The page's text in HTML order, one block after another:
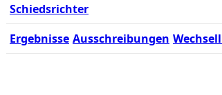
Schiedsrichter
Ergebnisse Ausschreibungen